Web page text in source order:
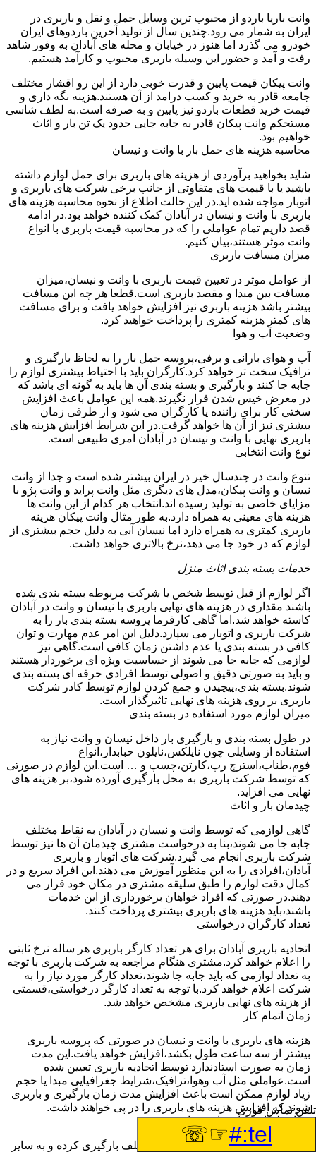
وانت باریا باردو از محبوب ترین وسایل حمل و نقل و باربری در
ایران به شمار می رود.چندین سال از تولید آخرین باردوهای ایران
خودرو می گذرد اما هنوز در خیابان و محله های آبادان به وفور شاهد
رفت و آمد و حضور این وسیله باربری محبوب و کارآمد هستیم.
وانت پیکان قیمت پایین و قدرت خوبی دارد از این رو اقشار مختلف
جامعه قادر به خرید و کسب درامد از آن هستند.هزینه نگه داری و
قیمت خرید قطعات باردو نیز پایین و به صرفه است.به لطف شاسی
مستحکم وانت پیکان قادر به جابه جایی حدود یک تن بار و اثاث
خواهیم بود.
محاسبه هزینه های حمل بار با وانت و نیسان
شاید بخواهید برآوردی از هزینه های باربری برای حمل لوازم داشته
باشید یا با قیمت های متفاوتی از جانب برخی شرکت های باربری و
اتوبار مواجه شده اید.در این حالت اطلاع از نحوه محاسبه هزینه های
باربری با وانت و نیسان در آبادان کمک کننده خواهد بود.در ادامه
قصد داریم تمام عواملی را که در محاسبه قیمت باربری با انواع
وانت موثر هستند،بیان کنیم.
میزان مسافت باربری
از عوامل موثر در تعیین قیمت باربری با وانت و نیسان،میزان
مسافت بین مبدا و مقصد باربری است.قطعا هر چه این مسافت
بیشتر باشد هزینه باربری نیز افزایش خواهد یافت و برای مسافت
های کمتر هزینه کمتری را پرداخت خواهید کرد.
وضعیت آب و هوا
آب و هوای بارانی و برفی،پروسه حمل بار را به لحاظ بارگیری و
ترافیک سخت تر خواهد کرد.کارگران باید با احتیاط بیشتری لوازم را
جابه جا کنند و بارگیری و بسته بندی آن ها باید به گونه ای باشد که
در معرض خیس شدن قرار نگیرند.همه این عوامل باعث افزایش
سختی کار برای راننده یا کارگران می شود و از طرفی زمان
بیشتری نیز از آن ها خواهد گرفت.در این شرایط افزایش هزینه های
باربری نهایی با وانت و نیسان در آبادان امری طبیعی است.
نوع وانت انتخابی
تنوع وانت در چندسال خیر در ایران بیشتر شده است و جدا از وانت
نیسان و وانت پیکان،مدل های دیگری مثل وانت پراید و وانت پژو با
مزایای خاصی به تولید رسیده اند.انتخاب هر کدام از این وانت ها
هزینه های معینی به همراه دارد.به طور مثال وانت پیکان هزینه
باربری کمتری به همراه دارد اما نیسان آبی به دلیل حجم بیشتری از
لوازم که در خود جا می دهد،نرخ بالاتری خواهد داشت.
خدمات بسته بندی اثاث منزل
اگر لوازم از قبل توسط شخص یا شرکت مربوطه بسته بندی شده
باشند مقداری در هزینه های نهایی باربری با نیسان و وانت در آبادان
کاسته خواهد شد.اما گاهی کارفرما پروسه بسته بندی بار را به
شرکت باربری و اتوبار می سپارد.دلیل این امر عدم مهارت و توان
کافی در بسته بندی یا عدم داشتن زمان کافی است.گاهی نیز
لوازمی که جابه جا می شوند از حساسیت ویژه ای برخوردار هستند
و باید به صورتی دقیق و اصولی توسط افرادی حرفه ای بسته بندی
شوند.بسته بندی،پیچیدن و جمع کردن لوازم توسط کادر شرکت
باربری بر روی هزینه های نهایی تاثیرگذار است.
میزان لوازم مورد استفاده در بسته بندی
در طول بسته بندی و بارگیری بار داخل نیسان و وانت نیاز به
استفاده از وسایلی چون نایلکس،نایلون حبابدار،انواع
فوم،طناب،استرچ رپ،کارتن،چسپ و … است.این لوازم در صورتی
که توسط شرکت باربری به محل بارگیری آورده شود،بر هزینه های
نهایی می افزاید.
چیدمان بار و اثاث
گاهی لوازمی که توسط وانت و نیسان در آبادان به نقاط مختلف
جابه جا می شوند،بنا به درخواست مشتری چیدمان آن ها نیز توسط
شرکت باربری انجام می گیرد.شرکت های اتوبار و باربری
آبادان،افرادی را به این منظور آموزش می دهند.این افراد سریع و در
کمال دقت لوازم را طبق سلیقه مشتری در مکان خود قرار می
دهند.در صورتی که افراد خواهان برخورداری از این خدمات
باشند،باید هزینه های باربری بیشتری پرداخت کنند.
تعداد کارگران درخواستی
اتحادیه باربری آبادان برای هر تعداد کارگر باربری هر ساله نرخ ثابتی
را اعلام خواهد کرد.مشتری هنگام مراجعه به شرکت باربری با توجه
به تعداد لوازمی که باید جابه جا شوند،تعداد کارگر مورد نیاز را به
شرکت اعلام خواهد کرد.با توجه به تعداد کارگر درخواستی،قسمتی
از هزینه های نهایی باربری مشخص خواهد شد.
زمان اتمام کار
هزینه های باربری با وانت و نیسان در صورتی که پروسه باربری
بیشتر از سه ساعت طول بکشد،افزایش خواهد یافت.این مدت
زمان به صورت استادندارد توسط اتحادیه باربری تعیین شده
است.عواملی مثل آب وهوا،ترافیک،شرایط جغرافیایی مبدا یا حجم
زیاد لوازم ممکن است باعث افزایش مدت زمان بارگیری و باربری
شوند که افزایش هزینه های باربری را در پی خواهند داشت.
تعداد طبقات ساختمان مبدا و مقصد
وانت ها بارهای مختلفی را از نقاط مختلف بارگیری کرده و به سایر
تلفن تماس فوری
tel:#
☞☏